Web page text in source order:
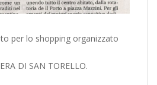
per lo shopping organizzato
DI SAN TORELLO.